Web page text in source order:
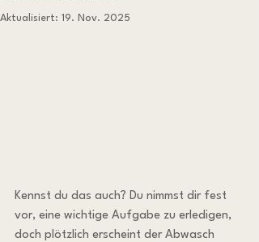
Aktualisiert: 19. Nov. 2025
Kennst du das auch? Du nimmst dir fest
vor, eine wichtige Aufgabe zu erledigen,
doch plötzlich erscheint der Abwasch